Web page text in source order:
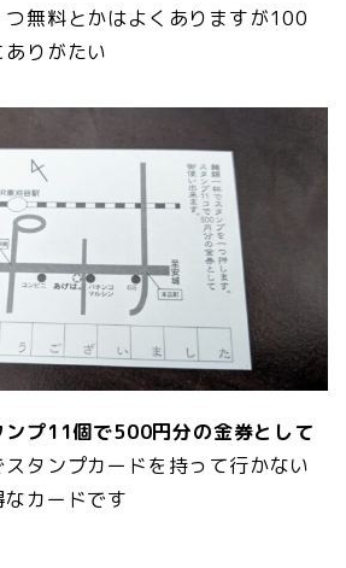
つ無料とかはよくありますが100
りがたい
ンプ11個で500円分の金券として
スタンプカードを持って行かない
カードです